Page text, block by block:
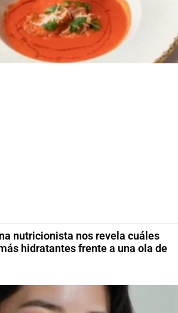
nutricionista nos revela cuáles
hidratantes frente a una ola de